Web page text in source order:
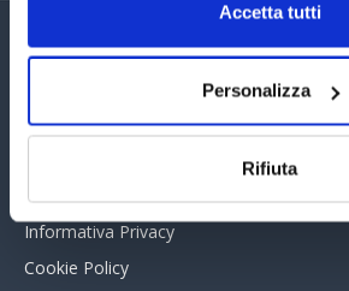
Accetta tutti
Personalizza
Rifiuta
Assinform Editore
Chi siamo
Collabora con noi
Informativa Privacy
Cookie Policy